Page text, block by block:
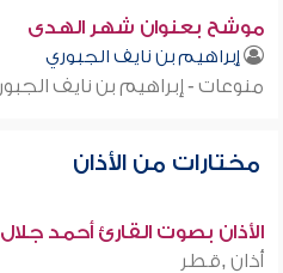
موشح بعنوان شهر الهدى
إبراهيم بن نايف الجبوري
منوعات - إبراهيم بن نايف
مختارات من الأذان
الأذان بصوت القارئ أحمد
أذان ,قطر